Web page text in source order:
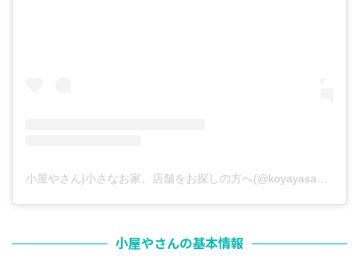
小屋やさん|小さなお家、店舗をお探しの方へ(@koyayasan_ubk)がシェアした投稿
小屋やさんの基本情報